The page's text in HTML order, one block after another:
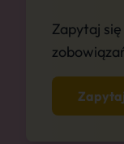
Zapytaj